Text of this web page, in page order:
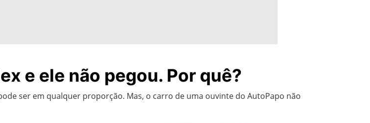
e ele não pegou. Por quê?
ser em qualquer proporção. Mas, o carro de uma ouvinte do AutoPapo não